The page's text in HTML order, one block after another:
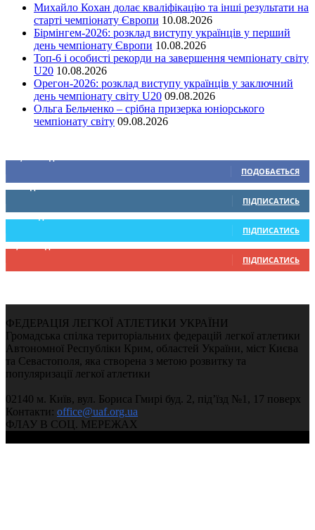
Михайло Кохан долає кваліфікацію та інші результати на
старті чемпіонату Європи 10.08.2026
Бірмінгем-2026: розклад виступу українців у перший
день чемпіонату Європи 10.08.2026
Топ-6 і особисті рекорди на завершення чемпіонату світу
U20 10.08.2026
Орегон-2026: розклад виступу українців у заключний
день чемпіонату світу U20 09.08.2026
Ольга Бельченко – срібна призерка юніорського
чемпіонату світу 09.08.2026
ПОДОБАЄТЬСЯ
0 Підписників
ПІДПИСАТИСЬ
234 Підписників
ПІДПИСАТИСЬ
9,370 Підписників
ПІДПИСАТИСЬ
ФЕДЕРАЦІЯ ЛЕГКОЇ АТЛЕТИКИ УКРАЇНИ
Громадська спілка територіальних федерацій легкої атлетики
Автономної Республіки Крим, областей України, міст Києва
та Севастополя, яка створена з метою розвитку та
популяризації легкої атлетики
02140 м. Київ, вул. Бориса Гмирі буд. 2, під’їзд №1, 17 поверх
Контакти: office@uaf.org.ua
ФЛАУ В СОЦ. МЕРЕЖАХ